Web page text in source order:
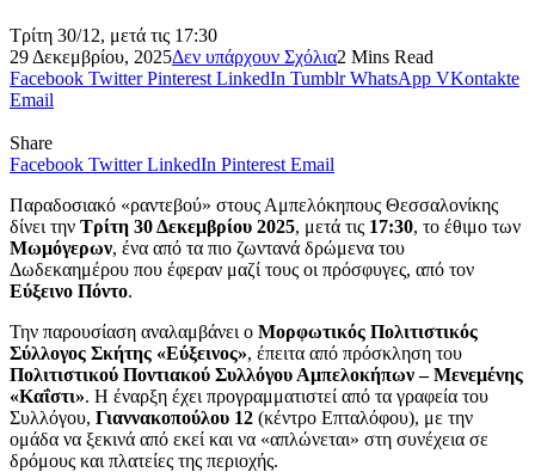
Τρίτη 30/12, μετά τις 17:30
29 Δεκεμβρίου, 2025Δεν υπάρχουν Σχόλια2 Mins Read
Facebook Twitter Pinterest LinkedIn Tumblr WhatsApp VKontakte
Email
Share
Facebook Twitter LinkedIn Pinterest Email
Παραδοσιακό «ραντεβού» στους Αμπελόκηπους Θεσσαλονίκης
δίνει την Τρίτη 30 Δεκεμβρίου 2025, μετά τις 17:30, το έθιμο των
Μωμόγερων, ένα από τα πιο ζωντανά δρώμενα του
Δωδεκαημέρου που έφεραν μαζί τους οι πρόσφυγες, από τον
Εύξεινο Πόντο.
Την παρουσίαση αναλαμβάνει ο Μορφωτικός Πολιτιστικός
Σύλλογος Σκήτης «Εύξεινος», έπειτα από πρόσκληση του
Πολιτιστικού Ποντιακού Συλλόγου Αμπελοκήπων – Μενεμένης
«Καΐστι». Η έναρξη έχει προγραμματιστεί από τα γραφεία του
Συλλόγου, Γιαννακοπούλου 12 (κέντρο Επταλόφου), με την
ομάδα να ξεκινά από εκεί και να «απλώνεται» στη συνέχεια σε
δρόμους και πλατείες της περιοχής.